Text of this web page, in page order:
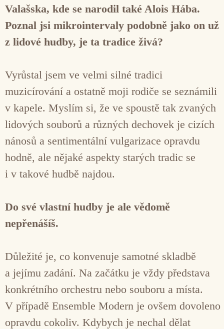
Valašska, kde se narodil také Alois Hába.
Poznal jsi mikrointervaly podobně jako on už
z lidové hudby, je ta tradice živá?
Vyrůstal jsem ve velmi silné tradici
muzicírování a ostatně moji rodiče se seznámili
v kapele. Myslím si, že ve spoustě tak zvaných
lidových souborů a různých dechovek je cizích
nánosů a sentimentální vulgarizace opravdu
hodně, ale nějaké aspekty starých tradic se
i v takové hudbě najdou.
Do své vlastní hudby je ale vědomě
nepřenášíš.
Důležité je, co konvenuje samotné skladbě
a jejímu zadání. Na začátku je vždy představa
konkrétního orchestru nebo souboru a místa.
V případě Ensemble Modern je ovšem dovoleno
opravdu cokoliv. Kdybych je nechal dělat